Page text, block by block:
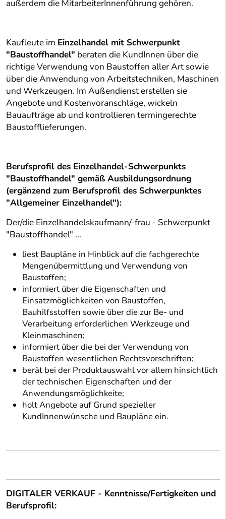
außerdem die MitarbeiterInnenführung gehören.
Kaufleute im Einzelhandel mit Schwerpunkt
"Baustoffhandel" beraten die KundInnen über die
richtige Verwendung von Baustoffen aller Art sowie
über die Anwendung von Arbeitstechniken, Maschinen
und Werkzeugen. Im Außendienst erstellen sie
Angebote und Kostenvoranschläge, wickeln
Bauaufträge ab und kontrollieren termingerechte
Baustofflieferungen.
Berufsprofil des Einzelhandel-Schwerpunkts
"Baustoffhandel" gemäß Ausbildungsordnung
(ergänzend zum Berufsprofil des Schwerpunktes
"Allgemeiner Einzelhandel"):
Der/die Einzelhandelskaufmann/-frau - Schwerpunkt
"Baustoffhandel" ...
liest Baupläne in Hinblick auf die fachgerechte
Mengenübermittlung und Verwendung von
Baustoffen;
informiert über die Eigenschaften und
Einsatzmöglichkeiten von Baustoffen,
Bauhilfsstoffen sowie über die zur Be- und
Verarbeitung erforderlichen Werkzeuge und
Kleinmaschinen;
informiert über die bei der Verwendung von
Baustoffen wesentlichen Rechtsvorschriften;
berät bei der Produktauswahl vor allem hinsichtlich
der technischen Eigenschaften und der
Anwendungsmöglichkeite;
holt Angebote auf Grund spezieller
KundInnenwünsche und Baupläne ein.
DIGITALER VERKAUF - Kenntnisse/Fertigkeiten und
Berufsprofil: